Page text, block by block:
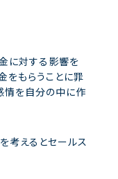
に対する影響を
をもらうことに罪
情を自分の中に作
考えるとセールス